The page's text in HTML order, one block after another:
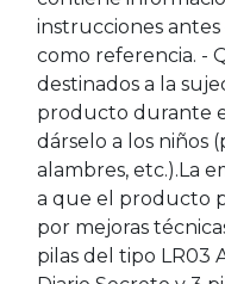
instrucciones antes
como referencia. -
destinados a la
producto durante
dárselo a los niños
alambres, etc.).La
a que el producto
por mejoras
pilas del tipo LR03